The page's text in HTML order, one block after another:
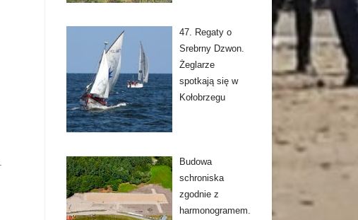
47. Regaty o
Srebrny Dzwon.
Żeglarze
spotkają się w
Kołobrzegu
Budowa
schroniska
zgodnie z
harmonogramem.